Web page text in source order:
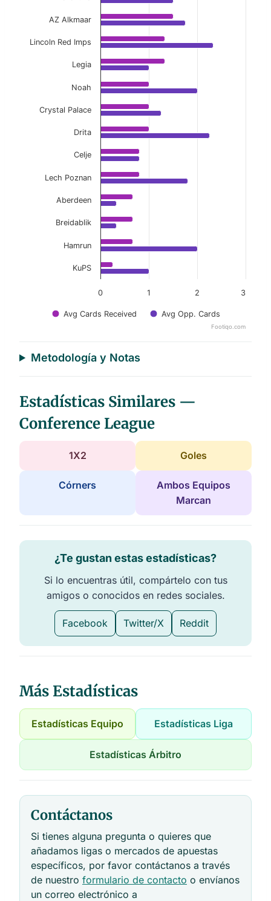
Avg Cards Received Avg Opp. Cards
0 1 2 3
AZ Alkmaar
Lincoln Red Imps
Legia
Noah
Crystal Palace
Drita
Celje
Lech Poznan
Aberdeen
Breidablik
Hamrun
KuPS
Footiqo.com
Metodología y Notas
Estadísticas Similares —
Conference League
1X2 Goles
Córners
Ambos Equipos
Marcan
¿Te gustan estas estadísticas?
Si lo encuentras útil, compártelo con tus
amigos o conocidos en redes sociales.
Facebook Twitter/X Reddit
Más Estadísticas
Estadísticas Equipo Estadísticas Liga
Estadísticas Árbitro
Contáctanos
Si tienes alguna pregunta o quieres que
añadamos ligas o mercados de apuestas
específicos, por favor contáctanos a través
de nuestro formulario de contacto o envíanos
un correo electrónico a